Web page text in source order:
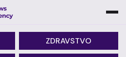
ZDRAVSTVO